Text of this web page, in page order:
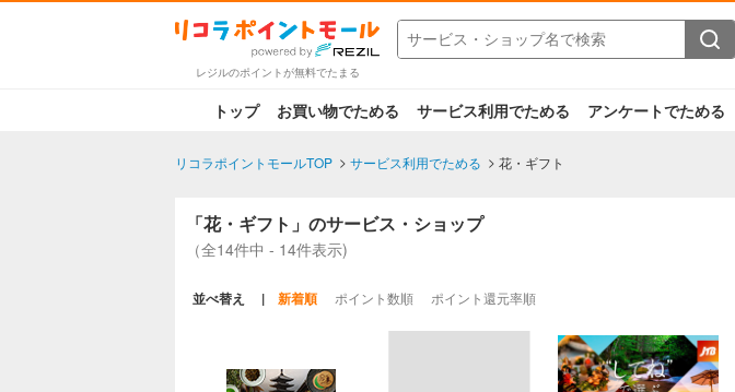
レジルのポイントが無料でたまる
トップ お買い物でためる サービス利用でためる アンケートでためる
リコラポイントモールTOP サービス利用でためる 花・ギフト
「花・ギフト」のサービス・ショップ
（全14件中 - 14件表示)
並べ替え 新着順 ポイント数順 ポイント還元率順